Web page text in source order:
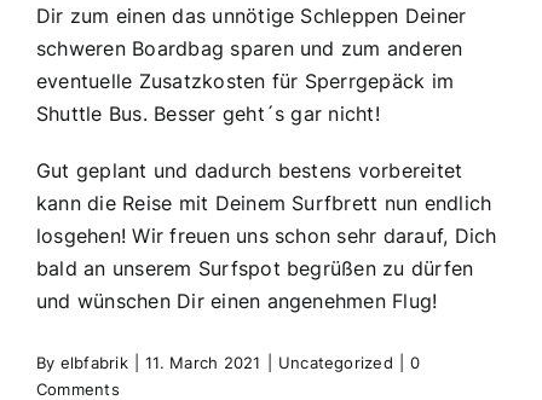
Dir zum einen das unnötige Schleppen Deiner
schweren Boardbag sparen und zum anderen
eventuelle Zusatzkosten für Sperrgepäck im
Shuttle Bus. Besser geht´s gar nicht!
Gut geplant und dadurch bestens vorbereitet
kann die Reise mit Deinem Surfbrett nun endlich
losgehen! Wir freuen uns schon sehr darauf, Dich
bald an unserem Surfspot begrüßen zu dürfen
und wünschen Dir einen angenehmen Flug!
By elbfabrik 11. March 2021 Uncategorized
0
Comments